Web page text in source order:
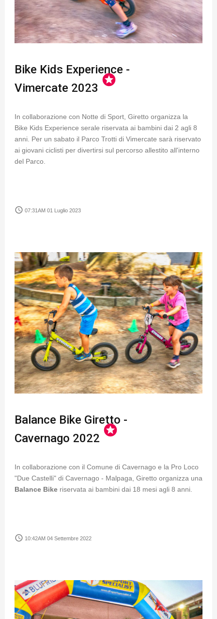
Bike Kids Experience -
Vimercate 2023
stars
In collaborazione con Notte di Sport, Giretto organizza la
Bike Kids Experience serale riservata ai bambini dai 2 agli 8
anni. Per un sabato il Parco Trotti di Vimercate sarà riservato
ai giovani ciclisti per divertirsi sul percorso allestito all'interno
del Parco.
access_time 07:31AM 01 Luglio 2023
Balance Bike Giretto -
Cavernago 2022
stars
In collaborazione con il Comune di Cavernago e la Pro Loco
"Due Castelli" di Cavernago - Malpaga, Giretto organizza una
Balance Bike riservata ai bambini dai 18 mesi agli 8 anni.
access_time 10:42AM 04 Settembre 2022